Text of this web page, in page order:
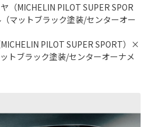
（MICHELIN PILOT SUPER SPOR
マットブラック塗装/センターオー
PILOT SUPER SPORT）×
トブラック塗装/センターオーナメ